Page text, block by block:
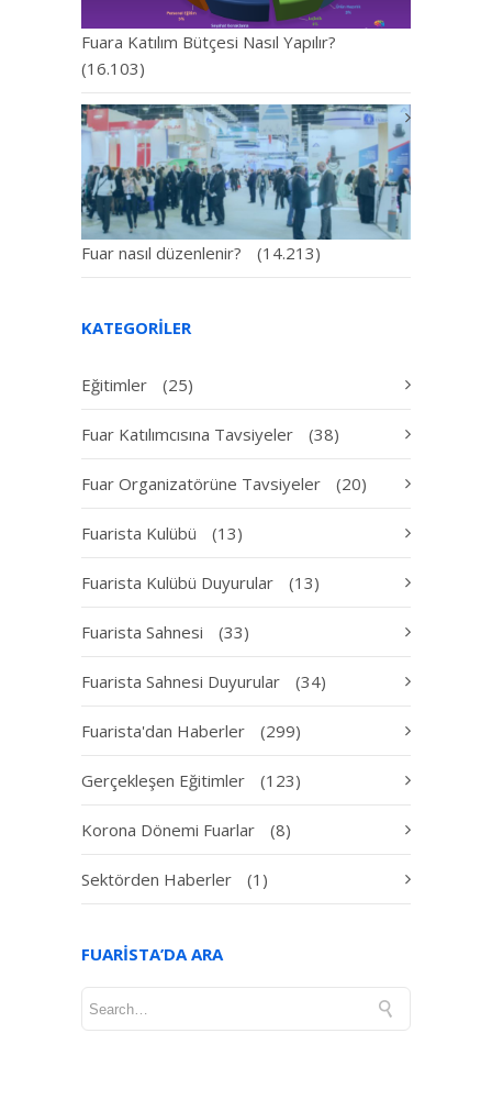
Fuara Katılım Bütçesi Nasıl Yapılır?
(16.103)
Fuar nasıl düzenlenir? (14.213)
KATEGORILER
Eğitimler (25)
Fuar Katılımcısına Tavsiyeler (38)
Fuar Organizatörüne Tavsiyeler (20)
Fuarista Kulübü (13)
Fuarista Kulübü Duyurular (13)
Fuarista Sahnesi (33)
Fuarista Sahnesi Duyurular (34)
Fuarista'dan Haberler (299)
Gerçekleşen Eğitimler (123)
Korona Dönemi Fuarlar (8)
Sektörden Haberler (1)
FUARISTA’DA ARA